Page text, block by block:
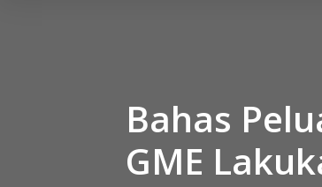
Bahas
GME